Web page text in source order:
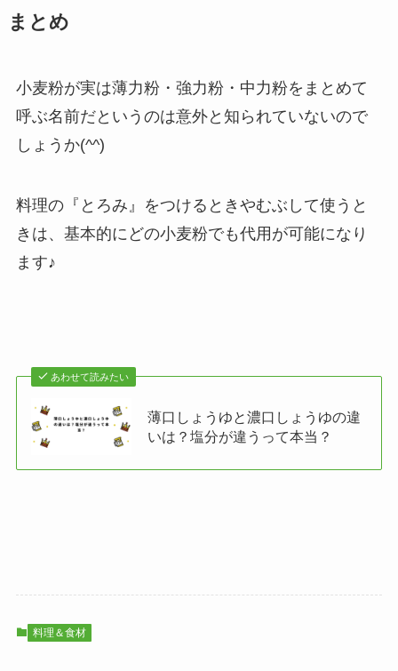
まとめ
小麦粉が実は薄力粉・強力粉・中力粉をまとめて
呼ぶ名前だというのは意外と知られていないので
しょうか(^^)
料理の『とろみ』をつけるときやむぶして使うと
きは、基本的にどの小麦粉でも代用が可能になり
ます♪
あわせて読みたい
薄口しょうゆと濃口しょうゆの違
いは？塩分が違うって本当？
料理＆食材